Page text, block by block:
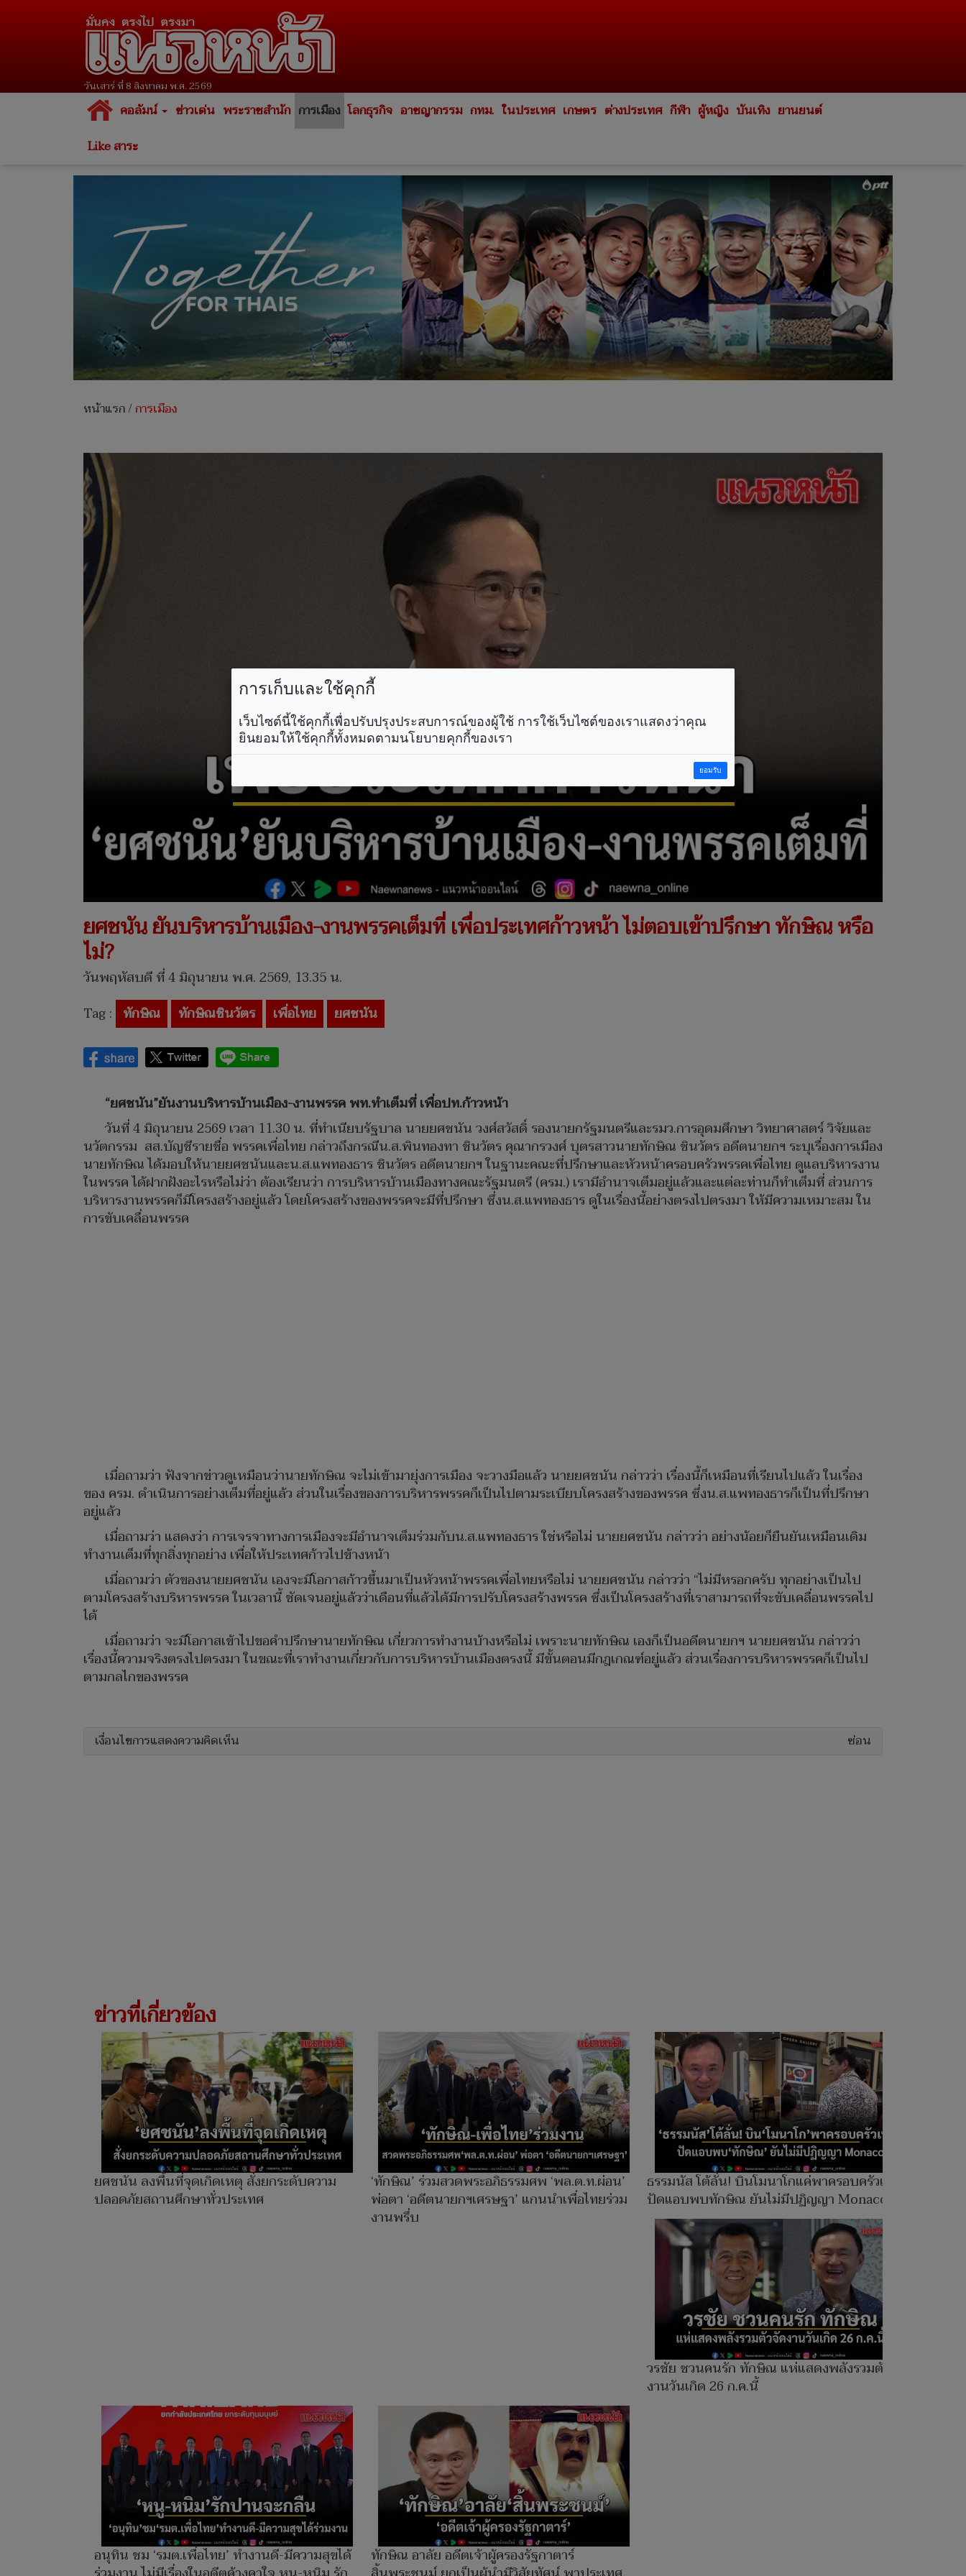
วันเสาร์ ที่ 8 สิงหาคม พ.ศ. 2569
คอลัมน์ ข่าวเด่น พระราชสำนัก การเมือง โลกธุรกิจ อาชญากรรม กทม. ในประเทศ เกษตร ต่างประเทศ กีฬา ผู้หญิง บันเทิง ยานยนต์
Like สาระ
หน้าแรก/การเมือง
ยศชนัน ยันบริหารบ้านเมือง-งานพรรคเต็มที่ เพื่อประเทศก้าวหน้า ไม่ตอบเข้าปรึกษา ทักษิณ หรือ
ไม่?
วันพฤหัสบดี ที่ 4 มิถุนายน พ.ศ. 2569, 13.35 น.
Tag : ทักษิณ ทักษิณชินวัตร เพื่อไทย ยศชนัน
“ยศชนัน”ยันงานบริหารบ้านเมือง-งานพรรค พท.ทำเต็มที่ เพื่อปท.ก้าวหน้า
วันที่ 4 มิถุนายน 2569 เวลา 11.30 น. ที่ทำเนียบรัฐบาล นายยศชนัน วงศ์สวัสดิ์ รองนายกรัฐมนตรีและรมว.การอุดมศึกษา วิทยาศาสตร์ วิจัยและ
นวัตกรรม สส.บัญชีรายชื่อ พรรคเพื่อไทย กล่าวถึงกรณีน.ส.พินทองทา ชินวัตร คุณากรวงศ์ บุตรสาวนายทักษิณ ชินวัตร อดีตนายกฯ ระบุเรื่องการเมือง
นายทักษิณ ได้มอบให้นายยศชนันและน.ส.แพทองธาร ชินวัตร อดีตนายกฯ ในฐานะคณะที่ปรึกษาและหัวหน้าครอบครัวพรรคเพื่อไทย ดูแลบริหารงาน
ในพรรค ได้ฝากฝังอะไรหรือไม่ว่า ต้องเรียนว่า การบริหารบ้านเมืองทางคณะรัฐมนตรี (ครม.) เรามีอำนาจเต็มอยู่แล้วและแต่ละท่านก็ทำเต็มที่ ส่วนการ
บริหารงานพรรคก็มีโครงสร้างอยู่แล้ว โดยโครงสร้างของพรรคจะมีที่ปรึกษา ซึ่งน.ส.แพทองธาร ดูในเรื่องนี้อย่างตรงไปตรงมา ให้มีความเหมาะสม ใน
การขับเคลื่อนพรรค
เมื่อถามว่า ฟังจากข่าวดูเหมือนว่านายทักษิณ จะไม่เข้ามายุ่งการเมือง จะวางมือแล้ว นายยศชนัน กล่าวว่า เรื่องนี้ก็เหมือนที่เรียนไปแล้ว ในเรื่อง
ของ ครม. ดำเนินการอย่างเต็มที่อยู่แล้ว ส่วนในเรื่องของการบริหารพรรคก็เป็นไปตามระเบียบโครงสร้างของพรรค ซึ่งน.ส.แพทองธารก็เป็นที่ปรึกษา
อยู่แล้ว
เมื่อถามว่า แสดงว่า การเจรจาทางการเมืองจะมีอำนาจเต็มร่วมกับน.ส.แพทองธาร ใช่หรือไม่ นายยศชนัน กล่าวว่า อย่างน้อยก็ยืนยันเหมือนเดิม
ทำงานเต็มที่ทุกสิ่งทุกอย่าง เพื่อให้ประเทศก้าวไปข้างหน้า
เมื่อถามว่า ตัวของนายยศชนัน เองจะมีโอกาสก้าวขึ้นมาเป็นหัวหน้าพรรคเพื่อไทยหรือไม่ นายยศชนัน กล่าวว่า “ไม่มีหรอกครับ ทุกอย่างเป็นไป
ตามโครงสร้างบริหารพรรค ในเวลานี้ ชัดเจนอยู่แล้วว่าเดือนที่แล้วได้มีการปรับโครงสร้างพรรค ซึ่งเป็นโครงสร้างที่เราสามารถที่จะขับเคลื่อนพรรคไป
ได้
เมื่อถามว่า จะมีโอกาสเข้าไปขอคำปรึกษานายทักษิณ เกี่ยวการทำงานบ้างหรือไม่ เพราะนายทักษิณ เองก็เป็นอดีตนายกฯ นายยศชนัน กล่าวว่า
เรื่องนี้ความจริงตรงไปตรงมา ในขณะที่เราทำงานเกี่ยวกับการบริหารบ้านเมืองตรงนี้ มีขั้นตอนมีกฎเกณฑ์อยู่แล้ว ส่วนเรื่องการบริหารพรรคก็เป็นไป
ตามกลไกของพรรค
เงื่อนไขการแสดงความคิดเห็น ซ่อน
ข่าวที่เกี่ยวข้อง
ยศชนัน ลงพื้นที่จุดเกิดเหตุ สั่งยกระดับความ
ปลอดภัยสถานศึกษาทั่วประเทศ
‘ทักษิณ’ ร่วมสวดพระอภิธรรมศพ ‘พล.ต.ท.ผ่อน’
พ่อตา ‘อดีตนายกฯเศรษฐา’ แกนนำเพื่อไทยร่วม
งานพรึ่บ
ธรรมนัส โต้ลั่น! บินโมนาโกแค่พาครอบครัวเที่ยว
ปัดแอบพบทักษิณ ยันไม่มีปฏิญญา Monaco
วรชัย ชวนคนรัก ทักษิณ แห่แสดงพลังรวมตัวจัด
งานวันเกิด 26 ก.ค.นี้
อนุทิน ชม ‘รมต.เพื่อไทย’ ทำงานดี-มีความสุขได้
ทักษิณ อาลัย อดีตเจ้าผู้ครองรัฐกาตาร์
การเก็บและใช้คุกกี้
เว็บไซต์นี้ใช้คุกกี้เพื่อปรับปรุงประสบการณ์ของผู้ใช้ การใช้เว็บไซต์ของเราแสดงว่าคุณ
ยินยอมให้ใช้คุกกี้ทั้งหมดตามนโยบายคุกกี้ของเรา
ยอมรับ